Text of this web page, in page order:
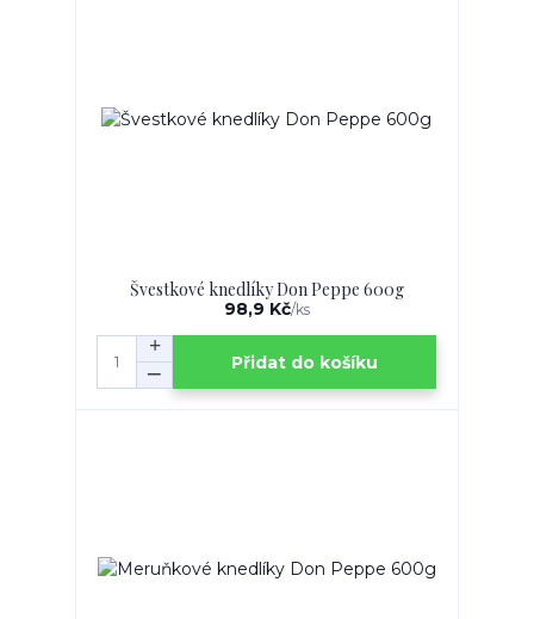
Švestkové knedlíky Don Peppe 600g
98,9 Kč/ks
Přidat do košíku